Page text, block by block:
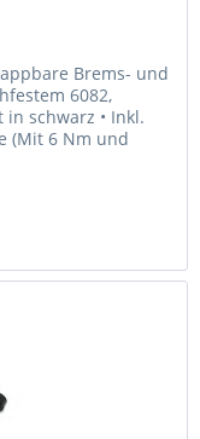
Brems- und
6082,
schwarz • Inkl.
(Mit 6 Nm und